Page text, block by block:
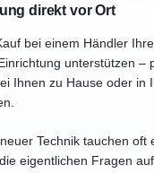
direkt vor Ort
bei einem Händler
unterstützen –
Ihnen zu Hause oder in
Technik tauchen oft
eigentlichen Fragen